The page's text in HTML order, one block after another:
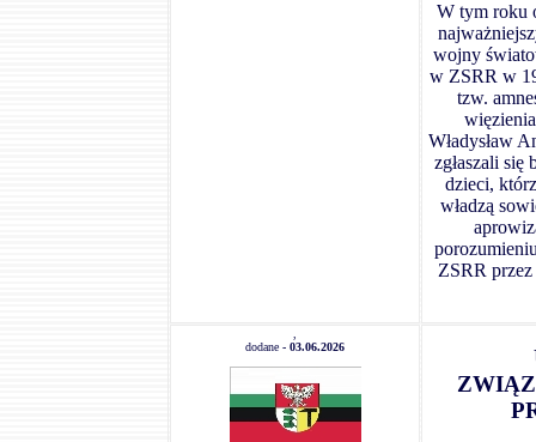
W tym roku
wojny
w ZSRR w
tzw.
Władysław
zgłaszali
dzieci,
władzą
ZSRR
dodane - 03.06.2026